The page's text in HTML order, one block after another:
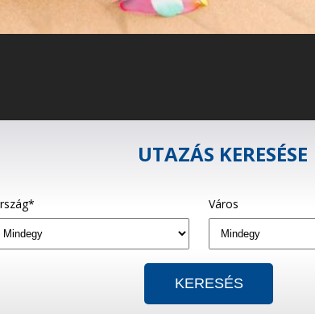
UTAZÁS KERESÉSE
Város